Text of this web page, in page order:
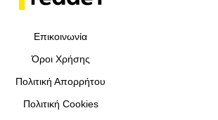
Επικοινωνία
Όροι Χρήσης
Πολιτική Απορρήτου
Πολιτική Cookies